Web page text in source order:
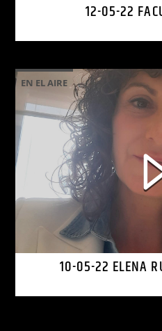
12-05-22
EN EL AIRE
10-05-22 ELENA